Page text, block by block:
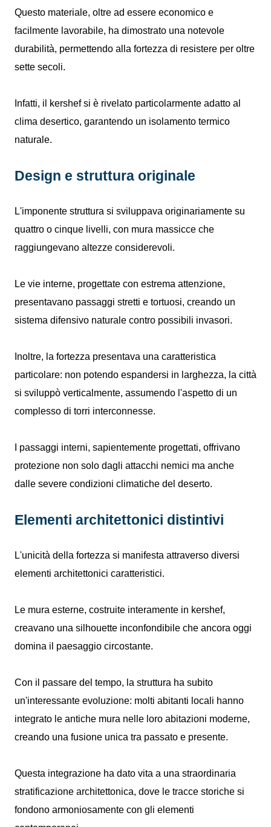
Questo materiale, oltre ad essere economico e
facilmente lavorabile, ha dimostrato una notevole
durabilità, permettendo alla fortezza di resistere per oltre
sette secoli.
Infatti, il kershef si è rivelato particolarmente adatto al
clima desertico, garantendo un isolamento termico
naturale.
Design e struttura originale
L'imponente struttura si sviluppava originariamente su
quattro o cinque livelli, con mura massicce che
raggiungevano altezze considerevoli.
Le vie interne, progettate con estrema attenzione,
presentavano passaggi stretti e tortuosi, creando un
sistema difensivo naturale contro possibili invasori.
Inoltre, la fortezza presentava una caratteristica
particolare: non potendo espandersi in larghezza, la città
si sviluppò verticalmente, assumendo l'aspetto di un
complesso di torri interconnesse.
I passaggi interni, sapientemente progettati, offrivano
protezione non solo dagli attacchi nemici ma anche
dalle severe condizioni climatiche del deserto.
Elementi architettonici distintivi
L'unicità della fortezza si manifesta attraverso diversi
elementi architettonici caratteristici.
Le mura esterne, costruite interamente in kershef,
creavano una silhouette inconfondibile che ancora oggi
domina il paesaggio circostante.
Con il passare del tempo, la struttura ha subito
un'interessante evoluzione: molti abitanti locali hanno
integrato le antiche mura nelle loro abitazioni moderne,
creando una fusione unica tra passato e presente.
Questa integrazione ha dato vita a una straordinaria
stratificazione architettonica, dove le tracce storiche si
fondono armoniosamente con gli elementi